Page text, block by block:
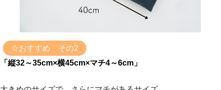
☆おすすめ その2
「縦32～35cm×横45cm×マチ4～6cm」